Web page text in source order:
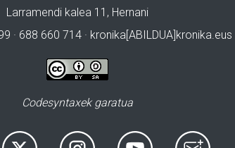
Larramendi kalea 11, Hernani
· 688 660 714 · kronika[ABILDUA]kronika.eus
Codesyntaxek garatua